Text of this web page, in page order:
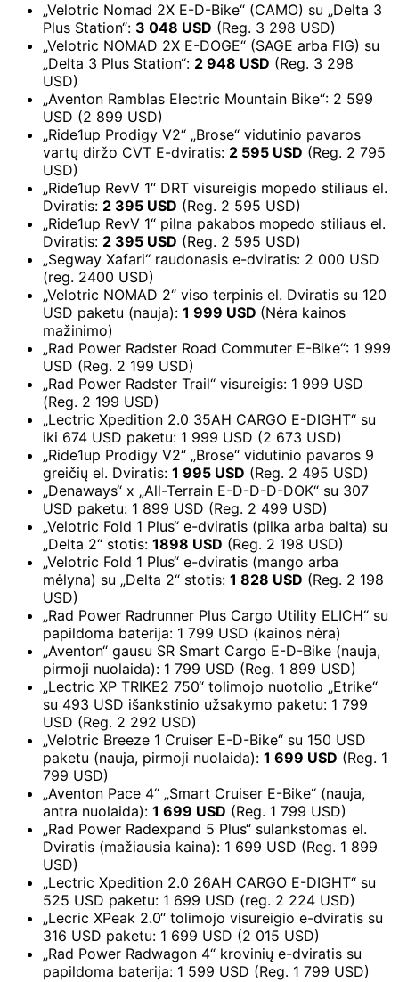
„Velotric Nomad 2X E-D-Bike“ (CAMO) su „Delta 3
Plus Station“: 3 048 USD (Reg. 3 298 USD)
„Velotric NOMAD 2X E-DOGE“ (SAGE arba FIG) su
„Delta 3 Plus Station“: 2 948 USD (Reg. 3 298
USD)
„Aventon Ramblas Electric Mountain Bike“: 2 599
USD (2 899 USD)
„Ride1up Prodigy V2“ „Brose“ vidutinio pavaros
vartų diržo CVT E-dviratis: 2 595 USD (Reg. 2 795
USD)
„Ride1up RevV 1“ DRT visureigis mopedo stiliaus el.
Dviratis: 2 395 USD (Reg. 2 595 USD)
„Ride1up RevV 1“ pilna pakabos mopedo stiliaus el.
Dviratis: 2 395 USD (Reg. 2 595 USD)
„Segway Xafari“ raudonasis e-dviratis: 2 000 USD
(reg. 2400 USD)
„Velotric NOMAD 2“ viso terpinis el. Dviratis su 120
USD paketu (nauja): 1 999 USD (Nėra kainos
mažinimo)
„Rad Power Radster Road Commuter E-Bike“: 1 999
USD (Reg. 2 199 USD)
„Rad Power Radster Trail“ visureigis: 1 999 USD
(Reg. 2 199 USD)
„Lectric Xpedition 2.0 35AH CARGO E-DIGHT“ su
iki 674 USD paketu: 1 999 USD (2 673 USD)
„Ride1up Prodigy V2“ „Brose“ vidutinio pavaros 9
greičių el. Dviratis: 1 995 USD (Reg. 2 495 USD)
„Denaways“ x „All-Terrain E-D-D-D-DOK“ su 307
USD paketu: 1 899 USD (Reg. 2 499 USD)
„Velotric Fold 1 Plus“ e-dviratis (pilka arba balta) su
„Delta 2“ stotis: 1898 USD (Reg. 2 198 USD)
„Velotric Fold 1 Plus“ e-dviratis (mango arba
mėlyna) su „Delta 2“ stotis: 1 828 USD (Reg. 2 198
USD)
„Rad Power Radrunner Plus Cargo Utility ELICH“ su
papildoma baterija: 1 799 USD (kainos nėra)
„Aventon“ gausu SR Smart Cargo E-D-Bike (nauja,
pirmoji nuolaida): 1 799 USD (Reg. 1 899 USD)
„Lectric XP TRIKE2 750“ tolimojo nuotolio „Etrike“
su 493 USD išankstinio užsakymo paketu: 1 799
USD (Reg. 2 292 USD)
„Velotric Breeze 1 Cruiser E-D-Bike“ su 150 USD
paketu (nauja, pirmoji nuolaida): 1 699 USD (Reg. 1
799 USD)
„Aventon Pace 4“ „Smart Cruiser E-Bike“ (nauja,
antra nuolaida): 1 699 USD (Reg. 1 799 USD)
„Rad Power Radexpand 5 Plus“ sulankstomas el.
Dviratis (mažiausia kaina): 1 699 USD (Reg. 1 899
USD)
„Lectric Xpedition 2.0 26AH CARGO E-DIGHT“ su
525 USD paketu: 1 699 USD (reg. 2 224 USD)
„Lecric XPeak 2.0“ tolimojo visureigio e-dviratis su
316 USD paketu: 1 699 USD (2 015 USD)
„Rad Power Radwagon 4“ krovinių e-dviratis su
papildoma baterija: 1 599 USD (Reg. 1 799 USD)